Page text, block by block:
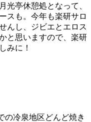
光亭休憩処となって、
スも。今年も楽研サロ
んし、ジビエとエロス
と思いますので、楽研
みに！
の冷泉地区どんど焼き